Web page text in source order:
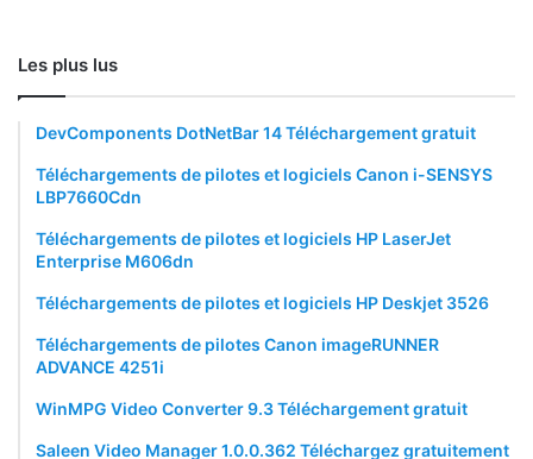
Les plus lus
DevComponents DotNetBar 14 Téléchargement gratuit
Téléchargements de pilotes et logiciels Canon i-SENSYS
LBP7660Cdn
Téléchargements de pilotes et logiciels HP LaserJet
Enterprise M606dn
Téléchargements de pilotes et logiciels HP Deskjet 3526
Téléchargements de pilotes Canon imageRUNNER
ADVANCE 4251i
WinMPG Video Converter 9.3 Téléchargement gratuit
Saleen Video Manager 1.0.0.362 Téléchargez gratuitement